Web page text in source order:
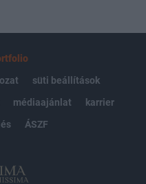
süti beállítások
médiaajánlat
karrier
ÁSZF